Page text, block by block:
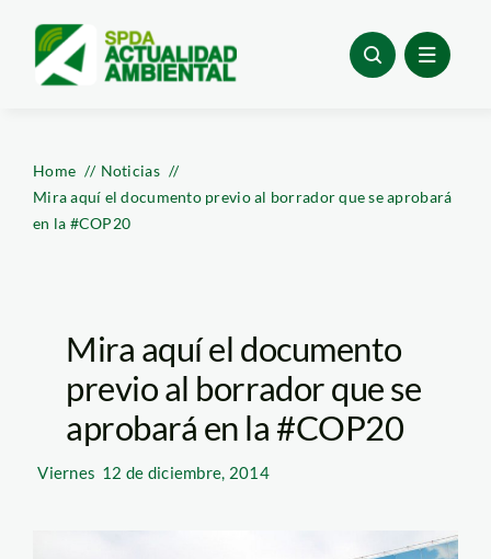
content
Home
Noticias
Mira aquí el documento previo al borrador que se aprobará
en la #COP20
Mira aquí el documento
previo al borrador que se
aprobará en la #COP20
Viernes 12 de diciembre, 2014